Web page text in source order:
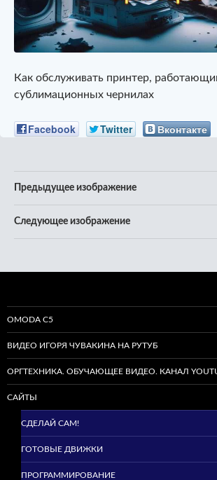
Как обслуживать принтер,
сублимационных чернилах
Facebook Twitter Вконтакте
Предыдущее изображение
Следующее изображение
OMODA C5
ВИДЕО ИГОРЯ ЧУВАКИНА НА РУТУБ
ОРГТЕХНИКА. ОБУЧАЮЩЕЕ ВИДЕО. КАНАЛ
САЙТЫ
СДЕЛАЙ САМ!
ГОТОВЫЕ ДВИЖКИ
ПРОГРАММИРОВАНИЕ